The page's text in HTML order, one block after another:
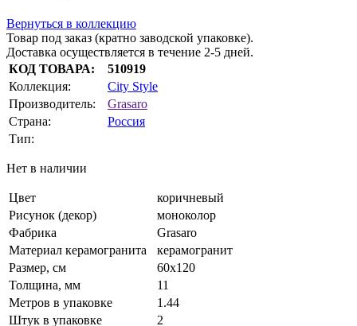
Вернуться в коллекцию
Товар под заказ (кратно заводской упаковке).
Доставка осуществляется в течение 2-5 дней.
КОД ТОВАРА:
510919
Коллекция:
City Style
Производитель:
Grasaro
Страна:
Россия
Тип:
Нет в наличии
Цвет
коричневый
Рисунок (декор)
моноколор
Фабрика
Grasaro
Материал керамогранита
керамогранит
Размер, см
60х120
Толщина, мм
11
Метров в упаковке
1.44
Штук в упаковке
2